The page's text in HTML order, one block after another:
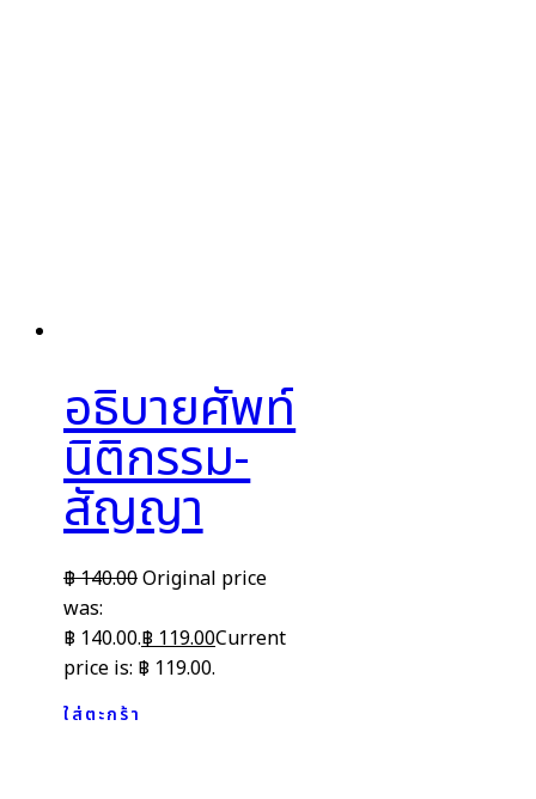
อธิบายศัพท์
นิติกรรม-
สัญญา
฿140.00Original price
was:
฿ 140.00.฿ 119.00Current
price is: ฿ 119.00.
ใส่ตะกร้า